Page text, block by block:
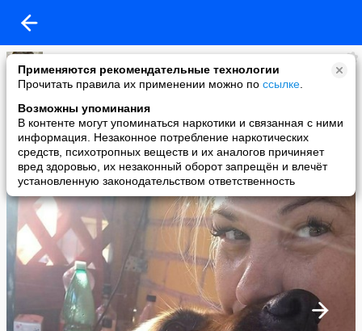
Применяются рекомендательные технологии
Прочитать правила их применении можно по ссылке
Возможны упоминания
В контенте могут упоминаться наркотики и связанная с ними
информация. Незаконное потребление наркотических
средств, психотропных веществ и их аналогов причиняет
вред здоровью, их незаконный оборот запрещён и влечёт
установленную законодательством ответственность
андромеда357
added a photo
13 Aug в 00:36